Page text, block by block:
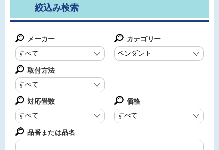
絞込み検索
メーカー カテゴリー
取付方法
対応畳数 価格
品番または品名